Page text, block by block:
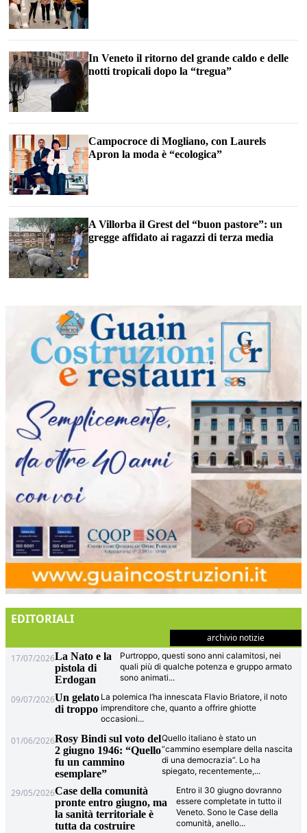
In Veneto il ritorno del grande caldo e delle
notti tropicali dopo la “tregua”
Campocroce di Mogliano, con Laurels
Apron la moda è “ecologica”
A Villorba il Grest del “buon pastore”: un
gregge affidato ai ragazzi di terza media
EDITORIALI
archivio notizie
17/07/2026La Nato e la
pistola di
Erdogan
Purtroppo, questi sono anni calamitosi, nei
quali più di qualche potenza e gruppo armato
sono animati...
09/07/2026Un gelato
di troppo
La polemica l’ha innescata Flavio Briatore, il noto
imprenditore che, quanto a offrire ghiotte
occasioni...
01/06/2026Rosy Bindi sul voto del
2 giugno 1946: “Quello
fu un cammino
esemplare”
Quello italiano è stato un
“cammino esemplare della nascita
di una democrazia”. Lo ha
spiegato, recentemente,...
29/05/2026Case della comunità
pronte entro giugno, ma
la sanità territoriale è
tutta da costruire
Entro il 30 giugno dovranno
essere completate in tutto il
Veneto. Sono le Case della
comunità, anello...